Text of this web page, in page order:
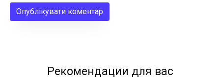
Рекомендации для вас